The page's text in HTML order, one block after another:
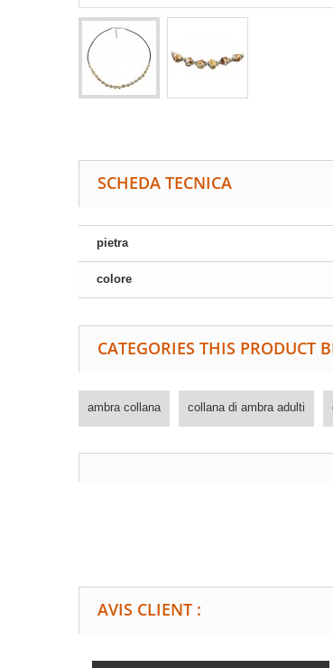
SCHEDA TECNICA
pietra
colore
CATEGORIES THIS PRODUCT
ambra collana collana di ambra adulti
AVIS CLIENT :